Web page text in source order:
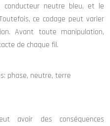
neutre bleu, et le
ce codage peut varier
Avant toute manipulation,
de chaque fil.
avoir des conséquences